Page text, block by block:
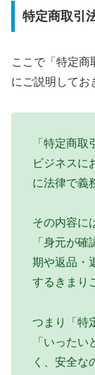
特定商取引
ここで「特定商
にご説明してお
「特定商
ビジネスに
に法律で義
その内容に
「身元が
期や返品・
するきまり
つまり「特
「いった
く、安全な